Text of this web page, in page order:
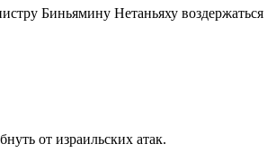
Биньямину Нетаньяху воздержаться
от израильских атак.